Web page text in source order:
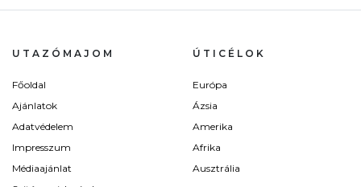
UTAZÓMAJOM
Főoldal
Ajánlatok
Adatvédelem
Impresszum
Médiaajánlat
ÚTICÉLOK
Európa
Ázsia
Amerika
Afrika
Ausztrália